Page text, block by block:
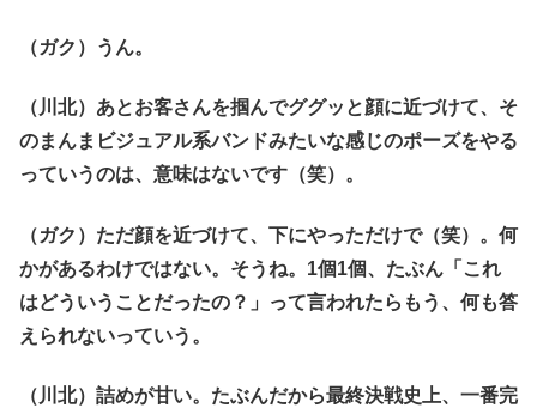
（ガク）うん。
（川北）あとお客さんを掴んでググッと顔に近づけて、そ
のまんまビジュアル系バンドみたいな感じのポーズをやる
っていうのは、意味はないです（笑）。
（ガク）ただ顔を近づけて、下にやっただけで（笑）。何
かがあるわけではない。そうね。1個1個、たぶん「これ
はどういうことだったの？」って言われたらもう、何も答
えられないっていう。
（川北）詰めが甘い。たぶんだから最終決戦史上、一番完